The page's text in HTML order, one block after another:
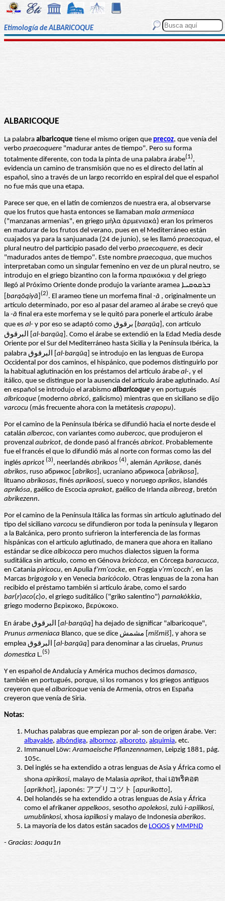
Etimología de ALBARICOQUE
ALBARICOQUE
La palabra albaricoque tiene el mismo origen que precoz, que venía del
verbo praecoquere "madurar antes de tiempo". Pero su forma
totalmente diferente, con toda la pinta de una palabra árabe(1),
evidencia un camino de transmisión que no es el directo del latín al
español, sino a través de un largo recorrido en espiral del que el español
no fue más que una etapa.
Parece ser que, en el latín de comienzos de nuestra era, al observarse
que los frutos que hasta entonces se llamaban mala armeniaca
("manzanas armenias", en griego μήλα ἀρμενιακά) eran los primeros
en madurar de los frutos del verano, pues en el Mediterráneo están
cuajados ya para la sanjuanada (24 de junio), se les llamó praecoqua, el
plural neutro del participio pasado del verbo praecoquere, es decir
"madurados antes de tiempo". Este nombre praecoqua, que muchos
interpretaban como un singular femenino en vez de un plural neutro, se
introdujo en el griego bizantino con la forma πραικόκια y del griego
llegó al Próximo Oriente donde produjo la variante aramea ܒܪܩܘܩܝܐ
barqōqiyā (2). El arameo tiene un morfema final -ā , originalmente un
artículo determinado, por eso al pasar del arameo al árabe se creyó que
la -ā final era este morfema y se le quitó para ponerle el artículo árabe
que es al- barqūq ], con artículo
al-barqūq ]. Como el árabe se extendió en la Edad Media desde
Oriente por el Sur del Mediterráneo hasta Sicilia y la Península Ibérica, la
al-barqūq ] se introdujo en las lenguas de Europa
Occidental por dos caminos, el hispánico, que podemos distinguirlo por
la habitual aglutinación en los préstamos del artículo árabe al-, y el
itálico, que se distingue por la ausencia del artículo árabe aglutinado. Así
en español se introdujo el arabismo albaricoque y en portugués
albricoque (moderno abricó, galicismo) mientras que en siciliano se dijo
varcocu (más frecuente ahora con la metátesis crapopu).
Por el camino de la Península Ibérica se difundió hacia el norte desde el
catalán albercoc, con variantes como aubercoc, que produjeron el
provenzal aubricot, de donde pasó al francés abricot. Probablemente
fue el francés el que lo difundió más al norte con formas como las del
inglés apricot (3), neerlandés abrikoos (4), alemánAprikose, danés
abrikos, ruso абрикос [ abrikos ], ucraniano абрикоса [ abrikosa ],
lituano abrikosas, finés aprikoosi, sueco y noruego aprikos, islandés
apríkósa, gaélico de Escocia aprakot, gaélico de Irlanda aibreog, bretón
abrikezenn.
Por el camino de la Península Itálica las formas sin artículo aglutinado del
tipo del siciliano varcocu se difundieron por toda la península y llegaron
a la Balcánica, pero pronto sufrieron la interferencia de las formas
hispánicas con el artículo aglutinado, de manera que ahora en italiano
estándar se dice albicocca pero muchos dialectos siguen la forma
suditálica sin artículo, como en Génova bricòcca, en Córcega baracucca,
en Catania piricocu, en Apulia f'rm'cocke, en Foggia v'rm'cocch', en las
Marcas brigogolo y en Venecia baricòcolo. Otras lenguas de la zona han
recibido el préstamo también si artículo árabe, como el sardo
bar(r)aco(c)o, el griego suditálico ("griko salentino") parnakòkkia,
griego moderno βερίκοκο, βερύκοκο.
al-barqūq ] ha dejado de significar "albaricoque",
Prunus armeniaca
mišmiš ], y ahora se
al-barqūq ] para denominar a las ciruelas, Prunus
domestica L.(5)
Y en español de Andalucía y América muchos decimos damasco,
también en portugués, porque, si los romanos y los griegos antiguos
creyeron que el albaricoque venía de Armenia, otros en España
creyeron que venía de Siria.
Notas:
Muchas palabras que empiezan por al- son de origen árabe. Ver:
albayalde, albóndiga, albornoz, alboroto, alquimia, etc.
Immanuel Löw:Aramaeische Pflanzennamen, Leipzig 1881, pág.
105c.
Del inglés se ha extendido a otras lenguas de Asia y África como el
shona apirikosi, malayo de Malasia aprikot, thai เอพริคอต
aprikhot ], japonés: アプリコツト [ apurikotto ],
Del holandés se ha extendido a otras lenguas de Asia y África
como el afrikaner appelkoos, sesotho apolekosi, zulú i-apilikosi,
umublinkosi, xhosa iapilkosi y malayo de Indonesia aberikos.
La mayoría de los datos están sacados de LOGOS y MMPND
- Gracias: Joaqu1n